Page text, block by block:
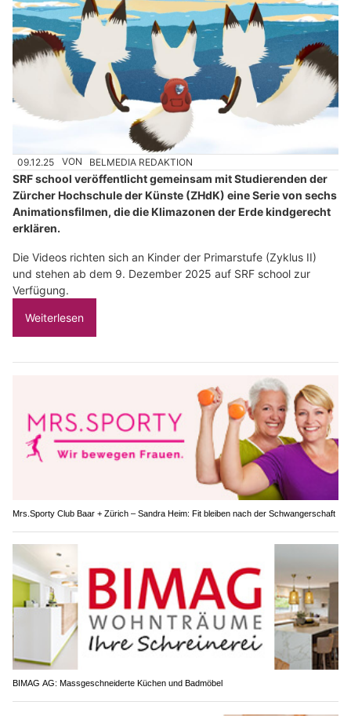
09.12.25 VON BELMEDIA REDAKTION
SRF school veröffentlicht gemeinsam mit Studierenden der
Zürcher Hochschule der Künste (ZHdK) eine Serie von sechs
Animationsfilmen, die die Klimazonen der Erde kindgerecht
erklären.
Die Videos richten sich an Kinder der Primarstufe (Zyklus II)
und stehen ab dem 9. Dezember 2025 auf SRF school zur
Verfügung.
Weiterlesen
Mrs.Sporty Club Baar + Zürich – Sandra Heim: Fit bleiben nach der Schwangerschaft
BIMAG AG: Massgeschneiderte Küchen und Badmöbel